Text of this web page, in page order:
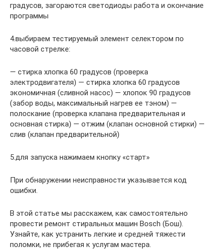
градусов, загораются светодиоды работа и окончание
программы
4.выбираем тестируемый элемент селектором по
часовой стрелке:
— стирка хлопка 60 градусов (проверка
электродвигателя) — стирка хлопка 60 градусов
экономичная (сливной насос) — хлопок 90 градусов
(забор воды, максимальный нагрев ее тэном) —
полоскание (проверка клапана предварительная и
основная стирка) — отжим (клапан основной стирки) —
слив (клапан предварительной)
5.для запуска нажимаем кнопку «старт»
При обнаружении неисправности указывается код
ошибки.
В этой статье мы расскажем, как самостоятельно
провести ремонт стиральных машин Bosch (Бош).
Узнайте, как устранить легкие и средней тяжести
поломки, не прибегая к услугам мастера.